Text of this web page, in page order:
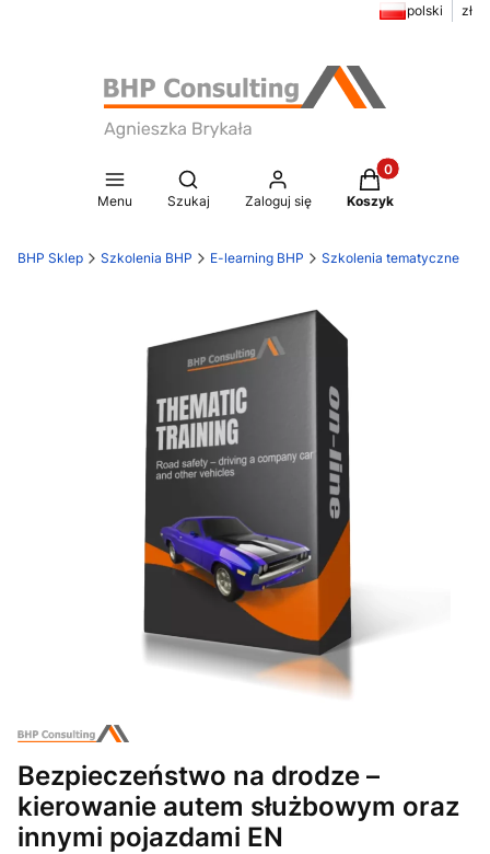
polski zł
Menu
Otwórz wyszukiwarkę
Szukaj Zaloguj się
Produkty w
Koszyk
BHP Sklep Szkolenia BHP E-learning BHP Szkolenia tematyczne
Bezpieczeństwo na drodze –
kierowanie autem służbowym oraz
innymi pojazdami EN